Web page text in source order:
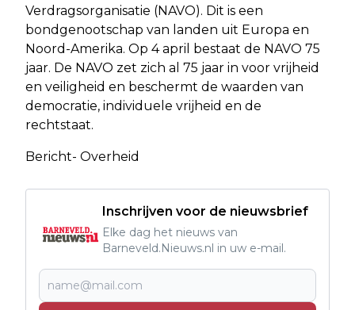
Verdragsorganisatie (NAVO). Dit is een
bondgenootschap van landen uit Europa en
Noord-Amerika. Op 4 april bestaat de NAVO 75
jaar. De NAVO zet zich al 75 jaar in voor vrijheid
en veiligheid en beschermt de waarden van
democratie, individuele vrijheid en de
rechtstaat.
Bericht- Overheid
Inschrijven voor de nieuwsbrief
Elke dag het nieuws van
Barneveld.Nieuws.nl in uw e-mail.